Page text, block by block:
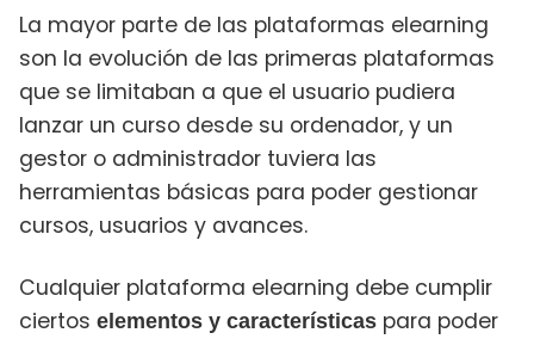
La mayor parte de las plataformas elearning
son la evolución de las primeras plataformas
que se limitaban a que el usuario pudiera
lanzar un curso desde su ordenador, y un
gestor o administrador tuviera las
herramientas básicas para poder gestionar
cursos, usuarios y avances.
Cualquier plataforma elearning debe cumplir
ciertos elementos y características para poder